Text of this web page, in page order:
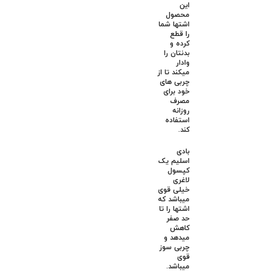
این
محصول
اشتها شما
را قطع
کرده و
بدنتان را
وادار
میکند تا از
چربی های
خود برای
مصرف
روزانه
استفاده
کند.
بادی
اسلیم یک
کپسول
لاغری
خیلی قوی
میباشد که
اشتها را تا
حد صفر
کاهش
میدهد و
چربی سوز
قوی
میباشد.